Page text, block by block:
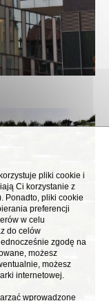
pliki cookie i
Ci korzystanie z
Ponadto, pliki cookie
preferencji
w celu
do celów
zgodę na
możesz
możesz
internetowej.
wprowadzone